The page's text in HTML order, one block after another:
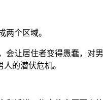
个区域。
让居住者变得愚蠢，对
的潜伏危机。